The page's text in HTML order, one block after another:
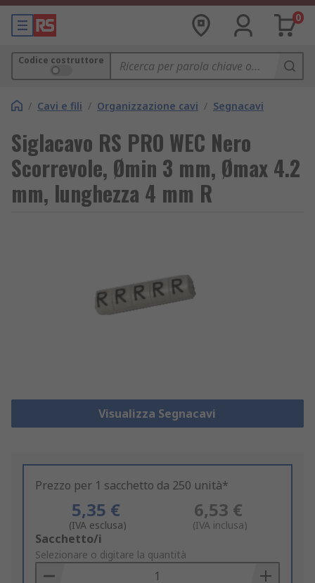
0
Codice costruttore
/ Cavi e fili / Organizzazione cavi / Segnacavi
Siglacavo RS PRO WEC Nero
Scorrevole, Ømin 3 mm, Ømax 4.2
mm, lunghezza 4 mm R
Visualizza Segnacavi
Prezzo per 1 sacchetto da 250 unità*
5,35 €
(IVA esclusa)
6,53 €
(IVA inclusa)
Add
to
Basket
Sacchetto/i
Selezionare o digitare la quantità